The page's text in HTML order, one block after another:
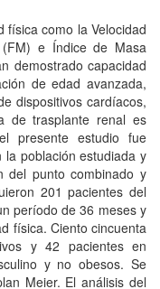
física como la Velocidad
e Índice de Masa
demostrado capacidad
de edad avanzada,
dispositivos cardíacos,
de trasplante renal es
presente estudio fue
población estudiada y
del punto combinado y
201 pacientes del
período de 36 meses y
física. Ciento cincuenta
y 42 pacientes en
y no obesos. Se
Meier. El análisis del